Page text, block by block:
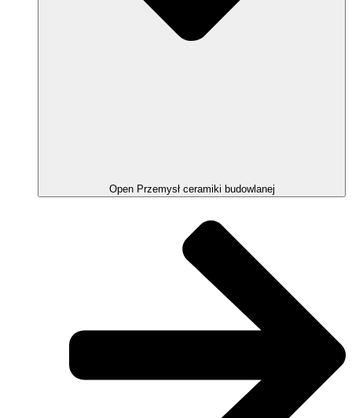
Open Przemysł ceramiki budowlanej